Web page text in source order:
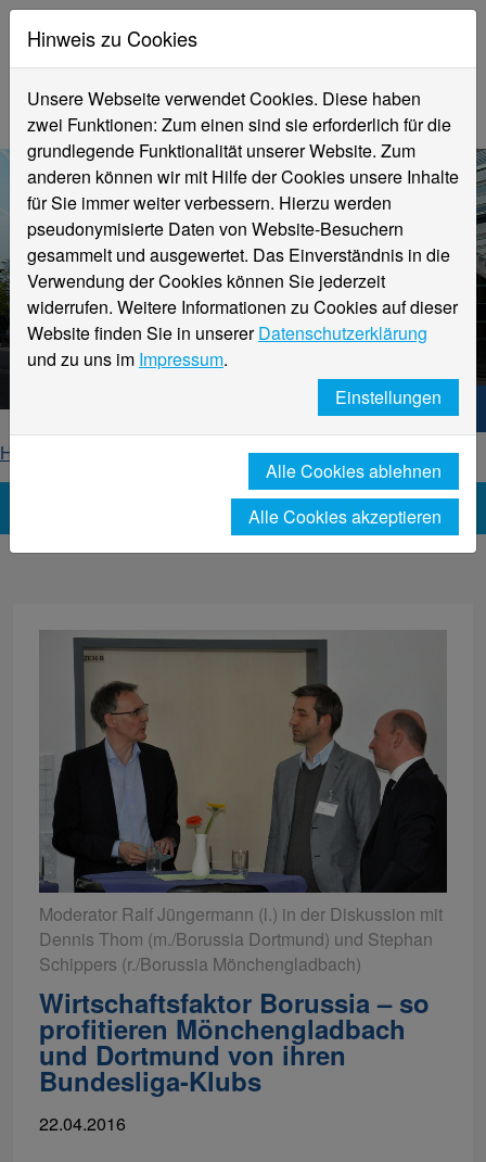
Aktuelle Meldungen
Hochschule Niederrhein
Hochschule Niederrhein. Dein Weg.
Home
News-Detailseite
Moderator Ralf Jüngermann (l.) in der Diskussion mit
Dennis Thom (m./Borussia Dortmund) und Stephan
Schippers (r./Borussia Mönchengladbach)
Wirtschaftsfaktor Borussia – so
profitieren Mönchengladbach
und Dortmund von ihren
Bundesliga-Klubs
22.04.2016
Hinweis zu Cookies
Unsere Webseite verwendet Cookies. Diese haben
zwei Funktionen: Zum einen sind sie erforderlich für die
grundlegende Funktionalität unserer Website. Zum
anderen können wir mit Hilfe der Cookies unsere Inhalte
für Sie immer weiter verbessern. Hierzu werden
pseudonymisierte Daten von Website-Besuchern
gesammelt und ausgewertet. Das Einverständnis in die
Verwendung der Cookies können Sie jederzeit
widerrufen. Weitere Informationen zu Cookies auf dieser
Website finden Sie in unsererDatenschutzerklärung
und zu uns im Impressum.
Einstellungen
Alle Cookies ablehnen
Alle Cookies akzeptieren